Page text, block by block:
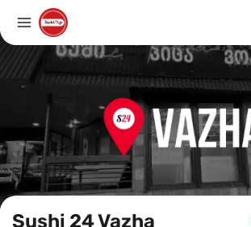
Sushi 24 Vazha